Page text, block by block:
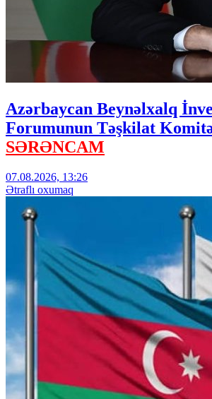
Azərbaycan Beynəlxalq
Forumunun Təşkilat
SƏRƏNCAM
07.08.2026, 13:26
Ətraflı oxumaq